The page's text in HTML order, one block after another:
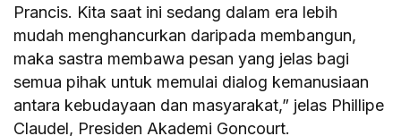
Prancis. Kita saat ini sedang dalam era lebih
mudah menghancurkan daripada membangun,
maka sastra membawa pesan yang jelas bagi
semua pihak untuk memulai dialog kemanusiaan
antara kebudayaan dan masyarakat,” jelas Phillipe
Claudel, Presiden Akademi Goncourt.